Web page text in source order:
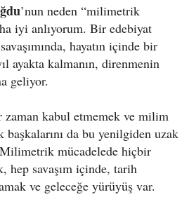
’nun neden “milimetrik
iyi anlıyorum. Bir edebiyat
hayatın içinde bir
ayakta kalmanın, direnmenin
geliyor.
kabul etmemek ve milim
da bu yenilgiden uzak
mücadelede hiçbir
hep savaşım içinde, tarih
ve geleceğe yürüyüş var.